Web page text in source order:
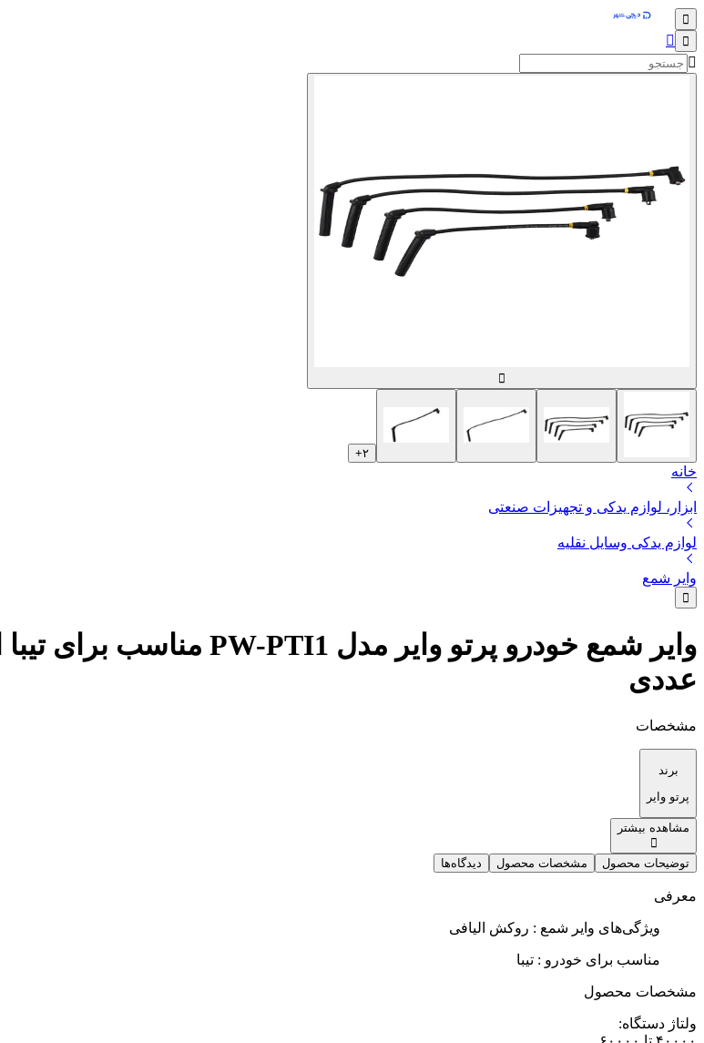
۲+
خانه
ابزار، لوازم یدکی و تجهیزات صنعتی
لوازم یدکی وسایل نقلیه
وایر شمع
عددی
مشخصات
برند
پرتو وایر
مشاهده بیشتر
توضیحات محصول مشخصات محصول دیدگاه‌ها
معرفی
ویژگی‌های وایر شمع : روکش الیافی
مناسب برای خودرو : تیبا
مشخصات محصول
ولتاژ دستگاه: